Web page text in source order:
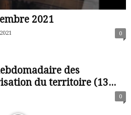
2021
0
des
du territoire (13...
0